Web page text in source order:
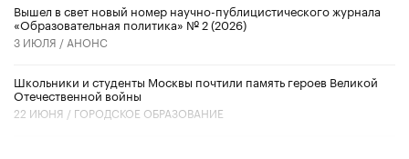
Вышел в свет новый номер научно-публицистического журнала
«Образовательная политика» № 2 (2026)
3 ИЮЛЯ / АНОНС
Школьники и студенты Москвы почтили память героев Великой
Отечественной войны
22 ИЮНЯ / ГОРОДСКОЕ ОБРАЗОВАНИЕ